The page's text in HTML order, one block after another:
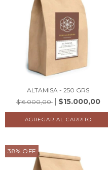
ALTAMISA - 250 GRS
$16.000,00
$15.000,00
38% OFF